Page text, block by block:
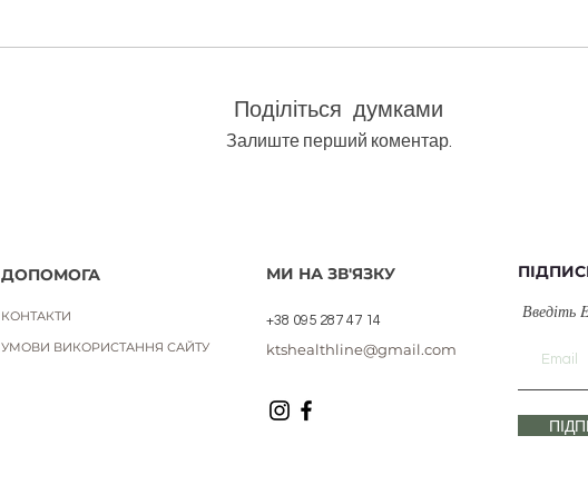
Поділіться думками
Залиште перший коментар.
ДОПОМОГА
КОНТАКТИ
УМОВИ ВИКОРИСТАННЯ САЙТУ
МИ НА ЗВ'ЯЗКУ
+38 095 287 47 14
ktshealthline@gmail.com
Введіть